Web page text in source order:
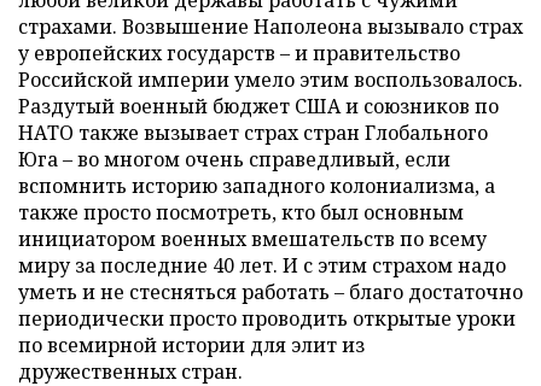
страхами. Возвышение Наполеона вызывало страх
у европейских государств – и правительство
Российской империи умело этим воспользовалось.
Раздутый военный бюджет США и союзников по
НАТО также вызывает страх стран Глобального
Юга – во многом очень справедливый, если
вспомнить историю западного колониализма, а
также просто посмотреть, кто был основным
инициатором военных вмешательств по всему
миру за последние 40 лет. И с этим страхом надо
уметь и не стесняться работать – благо достаточно
периодически просто проводить открытые уроки
по всемирной истории для элит из
дружественных стран.